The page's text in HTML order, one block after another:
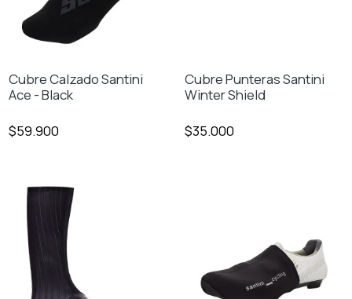
Cubre Calzado Santini
Ace - Black
$59.900
Cubre Punteras Santini
Winter Shield
$35.000